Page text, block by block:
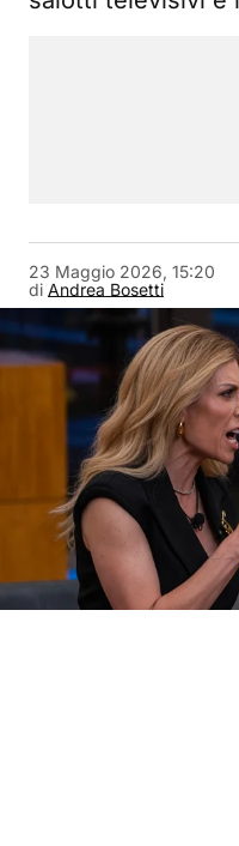
di Andrea Bosetti
23 Maggio 2026, 15:20